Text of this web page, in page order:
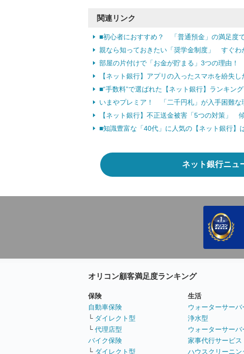
関連リンク
■初心者におすすめ？ 「普通預金」の満足度
親なら知っておきたい「奨学金制度」 すぐわ
部屋の片付けで「お金が貯まる」3つの理由！
【ネット銀行】アプリの入ったスマホを紛失
■“手数料”で選ばれた【ネット銀行】ランキン
いまやプレミア！ 「二千円札」が入手困難な
【ネット銀行】不正送金被害「5つの対策」
■知識豊富な「40代」に人気の【ネット銀行】
ネット銀行ニュ
オリコン顧客満足度ランキング
保険
自動車保険
└ ダイレクト型
└ 代理店型
バイク保険
└ ダイレクト型
生活
ウォーターサーバ
浄水型
ウォーターサーバ
家事代行サービス
ハウスクリーニン